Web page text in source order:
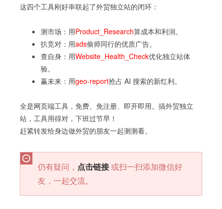
这四个工具刚好串联起了外贸独立站的闭环：
测市场：用Product_Research算成本和利润。
扒竞对：用ads偷师同行的优质广告。
查自身：用Website_Health_Check优化独立站体
验。
赢未来：用geo-report抢占 AI 搜索的新红利。
全是网页端工具，免费、免注册、即开即用。搞外贸独立
站，工具用得对，下班过节早！
赶紧转发给身边做外贸的朋友一起测测看。
仍有疑问， 点击链接或扫一扫添加微信好
友，一起交流。